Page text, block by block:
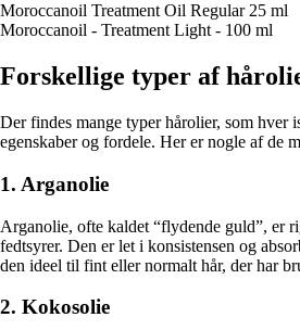
Moroccanoil Treatment Oil Regular 25 ml
Moroccanoil - Treatment Light - 100 ml
Forskellige typer af
Der findes mange typer hårolier, som hver
egenskaber og fordele. Her er nogle af de
1. Arganolie
Arganolie, ofte kaldet “flydende guld”, er
fedtsyrer. Den er let i konsistensen og
den ideel til fint eller normalt hår, der har
2. Kokosolie